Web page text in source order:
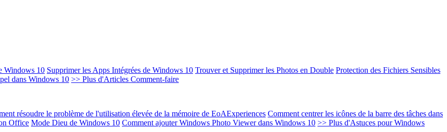
Windows 10 Supprimer les Apps Intégrées de Windows 10 Trouver et Supprimer les Photos en Double Protection des Fichiers Sensibles
dans Windows 10 >> Plus d'Articles Comment-faire
résoudre le problème de l'utilisation élevée de la mémoire de EoAExperiences Comment centrer les icônes de la barre des tâches dans
Office Mode Dieu de Windows 10 Comment ajouter Windows Photo Viewer dans Windows 10 >> Plus d'Astuces pour Windows